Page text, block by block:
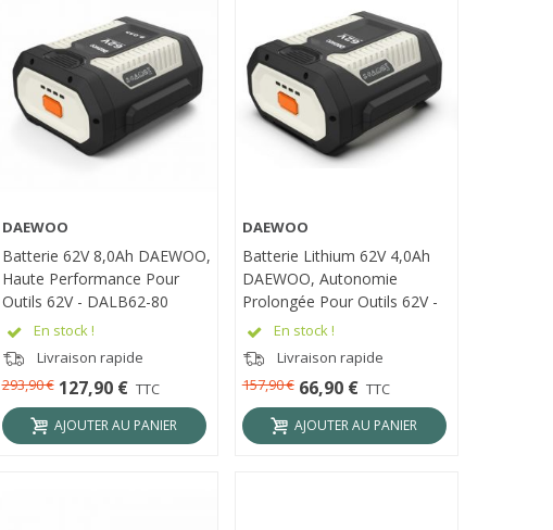
APERÇU RAPIDE
DAEWOO
Batterie 62V 8,0Ah DAEWOO,
Haute Performance Pour
Outils 62V - DALB62-80
En stock !
Livraison rapide
127,90 € TTC
293,90 €
AJOUTER AU PANIER
APERÇU RAPIDE
DAEWOO
Batterie Lithium 62V 4,0Ah
DAEWOO, Autonomie
Prolongée Pour Outils 62V -
DALB62-40
En stock !
Livraison rapide
66,90 € TTC
157,90 €
AJOUTER AU PANIER